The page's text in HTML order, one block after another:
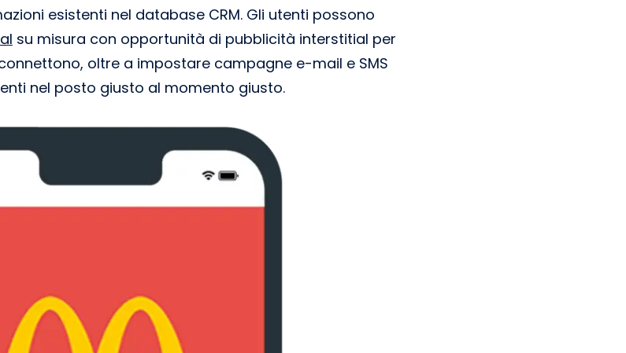
esistenti nel database CRM. Gli utenti possono
su misura con opportunità di pubblicità interstitial per
oltre a impostare campagne e-mail e SMS
nel posto giusto al momento giusto.